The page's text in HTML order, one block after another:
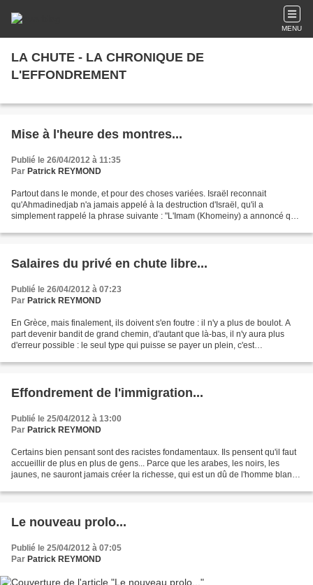
MENU
LA CHUTE - LA CHRONIQUE DE
L'EFFONDREMENT
Mise à l'heure des montres...
Publié le 26/04/2012 à 11:35
Par Patrick REYMOND
Partout dans le monde, et pour des choses variées. Israël reconnait
qu'Ahmadinedjab n'a jamais appelé à la destruction d'Israël, qu'il a
simplement rappelé la phrase suivante : "L'Imam (Khomeiny) a annoncé que
Salaires du privé en chute libre...
Publié le 26/04/2012 à 07:23
Par Patrick REYMOND
En Grèce, mais finalement, ils doivent s'en foutre : il n'y a plus de boulot. A
part devenir bandit de grand chemin, d'autant que là-bas, il n'y aura plus
d'erreur possible : le seul type qui puisse se payer un plein, c'est
Effondrement de l'immigration...
Publié le 25/04/2012 à 13:00
Par Patrick REYMOND
Certains bien pensant sont des racistes fondamentaux. Ils pensent qu'il faut
accueillir de plus en plus de gens... Parce que les arabes, les noirs, les
jaunes, ne sauront jamais créer la richesse, qui est un dû de l'homme blanc.
Le nouveau prolo...
Publié le 25/04/2012 à 07:05
Par Patrick REYMOND